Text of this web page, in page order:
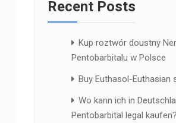
Recent Posts
Kup roztwór doustny
Pentobarbitalu w Polsce
Buy Euthasol-
Wo kann ich in
Pentobarbital legal kaufen?